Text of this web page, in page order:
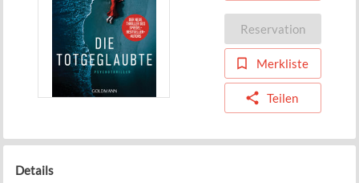
Reservation
Merkliste
Teilen
Details